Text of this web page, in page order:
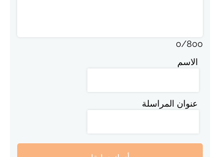
0/800
الاسم
عنوان المراسلة